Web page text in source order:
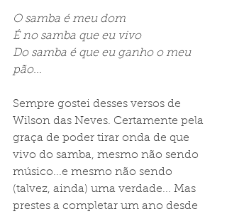
O samba é meu dom
É no samba que eu vivo
Do samba é que eu ganho o meu
pão...
Sempre gostei desses versos de
Wilson das Neves. Certamente pela
graça de poder tirar onda de que
vivo do samba, mesmo não sendo
músico...e mesmo não sendo
(talvez, ainda) uma verdade... Mas
prestes a completar um ano desde